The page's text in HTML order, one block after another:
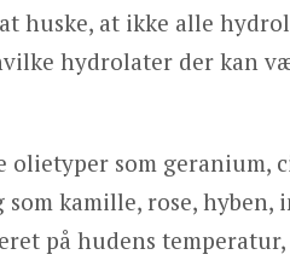
huske, at ikke alle
hydrolater der kan
som geranium,
kamille, rose,
på hudens